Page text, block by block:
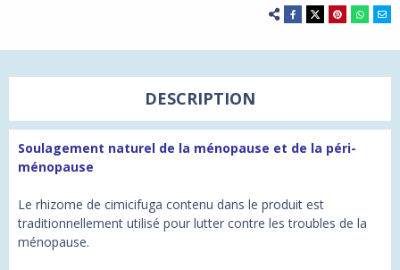
DESCRIPTION
Soulagement naturel de la ménopause et de la péri-
ménopause
Le rhizome de cimicifuga contenu dans le produit est
traditionnellement utilisé pour lutter contre les troubles de la
ménopause.